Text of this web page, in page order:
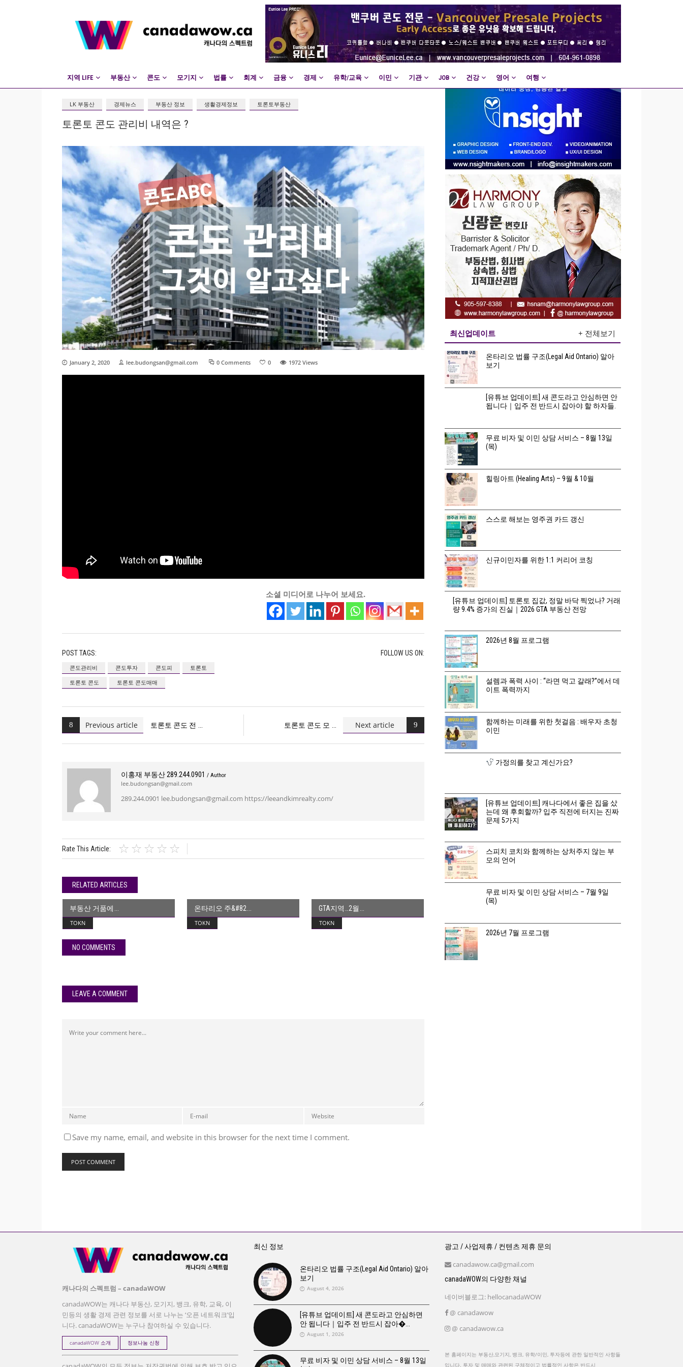
지역 LIFE 부동산 콘도 모기지 법률 회계 금융 경제 유학/교육 이민 기관 JOB 건강 영어 여행
LK 부동산 경제뉴스 부동산 정보 생활경제정보 토론토부동산
토론토 콘도 관리비 내역은 ?
January 2, 2020 lee.budongsan@gmail.com 0 Comments 0 1972 Views
소셜 미디어로 나누어 보세요.
POST TAGS:
콘도관리비 콘도투자 콘도피
토론토
토론토 콘도
토론토 콘도매매
FOLLOW US ON:
Previous article 토론토 콘도 전 토론토 콘도 모 Next article
이홍재 부동산 289.244.0901 / Author
lee.budongsan@gmail.com
289.244.0901 lee.budongsan@gmail.com https://leeandkimrealty.com/
Rate This Article:
RELATED ARTICLES
TOKN
부동산 거품에
TOKN
온타리오 주&#82
TOKN
GTA지역…2월
NO COMMENTS
LEAVE A COMMENT
Save my name, email, and website in this browser for the next time I comment.
최신업데이트 + 전체보기
온타리오 법률 구조(Legal Aid Ontario) 알아
보기
[유튜브 업데이트] 새 콘도라고 안심하면 안
됩니다｜입주 전 반드시 잡아야 할 하자들.
무료 비자 및 이민 상담 서비스 – 8월 13일
(목)
힐링아트 (Healing Arts) – 9월 & 10월
스스로 해보는 영주권 카드 갱신
신규이민자를 위한 1:1 커리어 코칭
[유튜브 업데이트] 토론토 집값, 정말 바닥 찍었나? 거래
량 9.4% 증가의 진실｜2026 GTA 부동산 전망
2026년 8월 프로그램
설렘과 폭력 사이 : “라면 먹고 갈래?”에서 데
이트 폭력까지
함께하는 미래를 위한 첫걸음 : 배우자 초청
이민
가정의를 찾고 계신가요?
[유튜브 업데이트] 캐나다에서 좋은 집을 샀
는데 왜 후회할까? 입주 직전에 터지는 진짜
문제 5가지
스피치 코치와 함께하는 상처주지 않는 부
모의 언어
무료 비자 및 이민 상담 서비스 – 7월 9일
(목)
2026년 7월 프로그램
캐나다의 스펙트럼 – canadaWOW
canadaWOW는 캐나다 부동산, 모기지, 뱅크, 유학, 교육, 이
민등의 생활 경제 관련 정보를 서로 나누는 ‘오픈 네트워크’입
니다. canadaWOW는 누구나 참여하실 수 있습니다.
canadaWOW 소개 정보나눔 신청
최신 정보
온타리오 법률 구조(Legal Aid Ontario) 알아
보기
August 4, 2026
[유튜브 업데이트] 새 콘도라고 안심하면
안 됩니다｜입주 전 반드시 잡아�
August 1, 2026
무료 비자 및 이민 상담 서비스 – 8월 13일
광고 / 사업제휴 / 컨텐츠 제휴 문의
canadawow.ca@gmail.com
canadaWOW의 다양한 채널
네이버블로그: hellocanadaWOW
@ canadawow
@ canadawow.ca
본 홈페이지는 부동산,모기지, 뱅크, 유학/이민, 투자등에 관한 일반적인 사항들
입니다. 투자 및 매매와 관련된 구체적이고 법률적인 사항은 반드시